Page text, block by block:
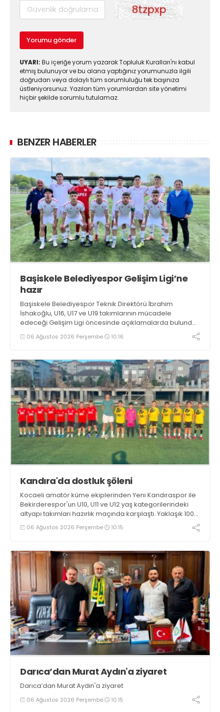
Yorumu gönder
UYARI: Bu içeriğe yorum yazarak Topluluk Kuralları'nı kabul
etmiş bulunuyor ve bu alana yaptığınız yorumunuzla ilgili
doğrudan veya dolaylı tüm sorumluluğu tek başınıza
üstleniyorsunuz. Yazılan tüm yorumlardan site yönetimi
hiçbir şekilde sorumlu tutulamaz.
BENZER HABERLER
Başiskele Belediyespor Gelişim Ligi’ne
hazır
Başiskele Belediyespor Teknik Direktörü İbrahim
İshakoğlu, U16, U17 ve U19 takımlarının mücadele
edeceği Gelişim Ligi öncesinde açıklamalarda bulundu.
Genç oyuncuların gelişimine dikkat çeken İshakoğlu,
hedeflerinin sadece sonuç almak değil, Türk futboluna
06 Ağustos 2026 Perşembe 10:16
Kandıra'da dostluk şöleni
Kocaeli amatör küme ekiplerinden Yeni Kandıraspor ile
Bekirderespor'un U10, U11 ve U12 yaş kategorilerindeki
altyapı takımları hazırlık maçında karşılaştı. Yaklaşık 100
genç futbolcunun ter döktüğü maçların ardından
sporculara Kandıra'nın yöresel lezzeti mancarlı pide ve
06 Ağustos 2026 Perşembe 10:15
Darıca’dan Murat Aydın'a ziyaret
Darıca’dan Murat Aydın'a ziyaret
06 Ağustos 2026 Perşembe 10:15